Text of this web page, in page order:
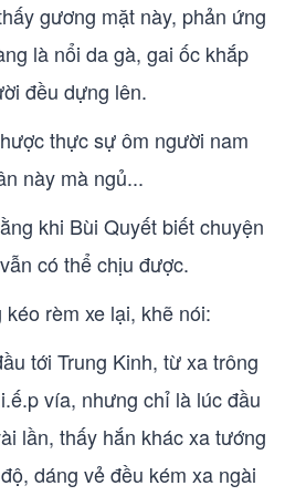
gương mặt này, phản ứng
là nổi da gà, gai ốc khắp
đều dựng lên.
thực sự ôm người nam
này mà ngủ...
khi Bùi Quyết biết chuyện
có thể chịu được.
kéo rèm xe lại, khẽ nói:
tới Trung Kinh, từ xa trông
vía, nhưng chỉ là lúc đầu
lần, thấy hắn khác xa tướng
dáng vẻ đều kém xa ngài